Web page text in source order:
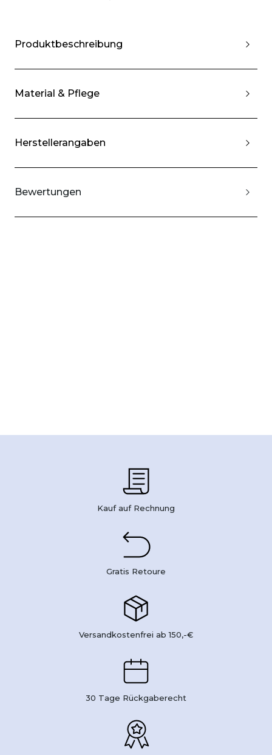
Produktbeschreibung
Material & Pflege
Herstellerangaben
Bewertungen
Kauf auf Rechnung
Gratis Retoure
Versandkostenfrei ab 150,-€
30 Tage Rückgaberecht